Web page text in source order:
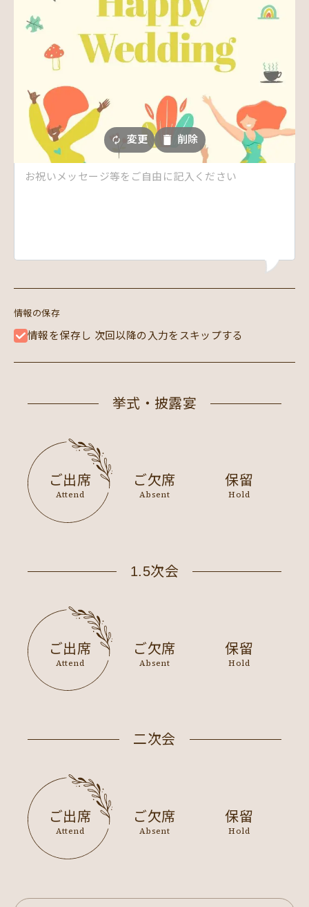
変更 削除
情報の保存
情報を保存し 次回以降の入力をスキップする
挙式・披露宴
ご出席
Attend
ご欠席
Absent
保留
Hold
1.5次会
ご出席
Attend
ご欠席
Absent
保留
Hold
二次会
ご出席
Attend
ご欠席
Absent
保留
Hold